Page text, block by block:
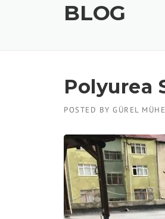
BLOG
Polyurea
POSTED BY GÜREL